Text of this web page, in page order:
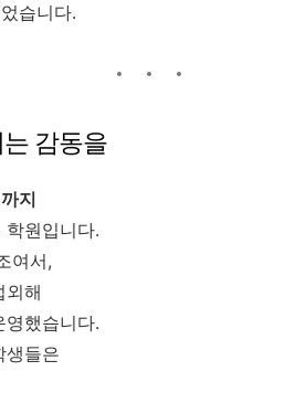
습니다.
감동을
지
원입니다.
여서,
외해
했습니다.
생들은